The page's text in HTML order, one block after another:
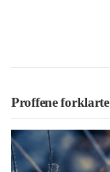
Proffene forklarte